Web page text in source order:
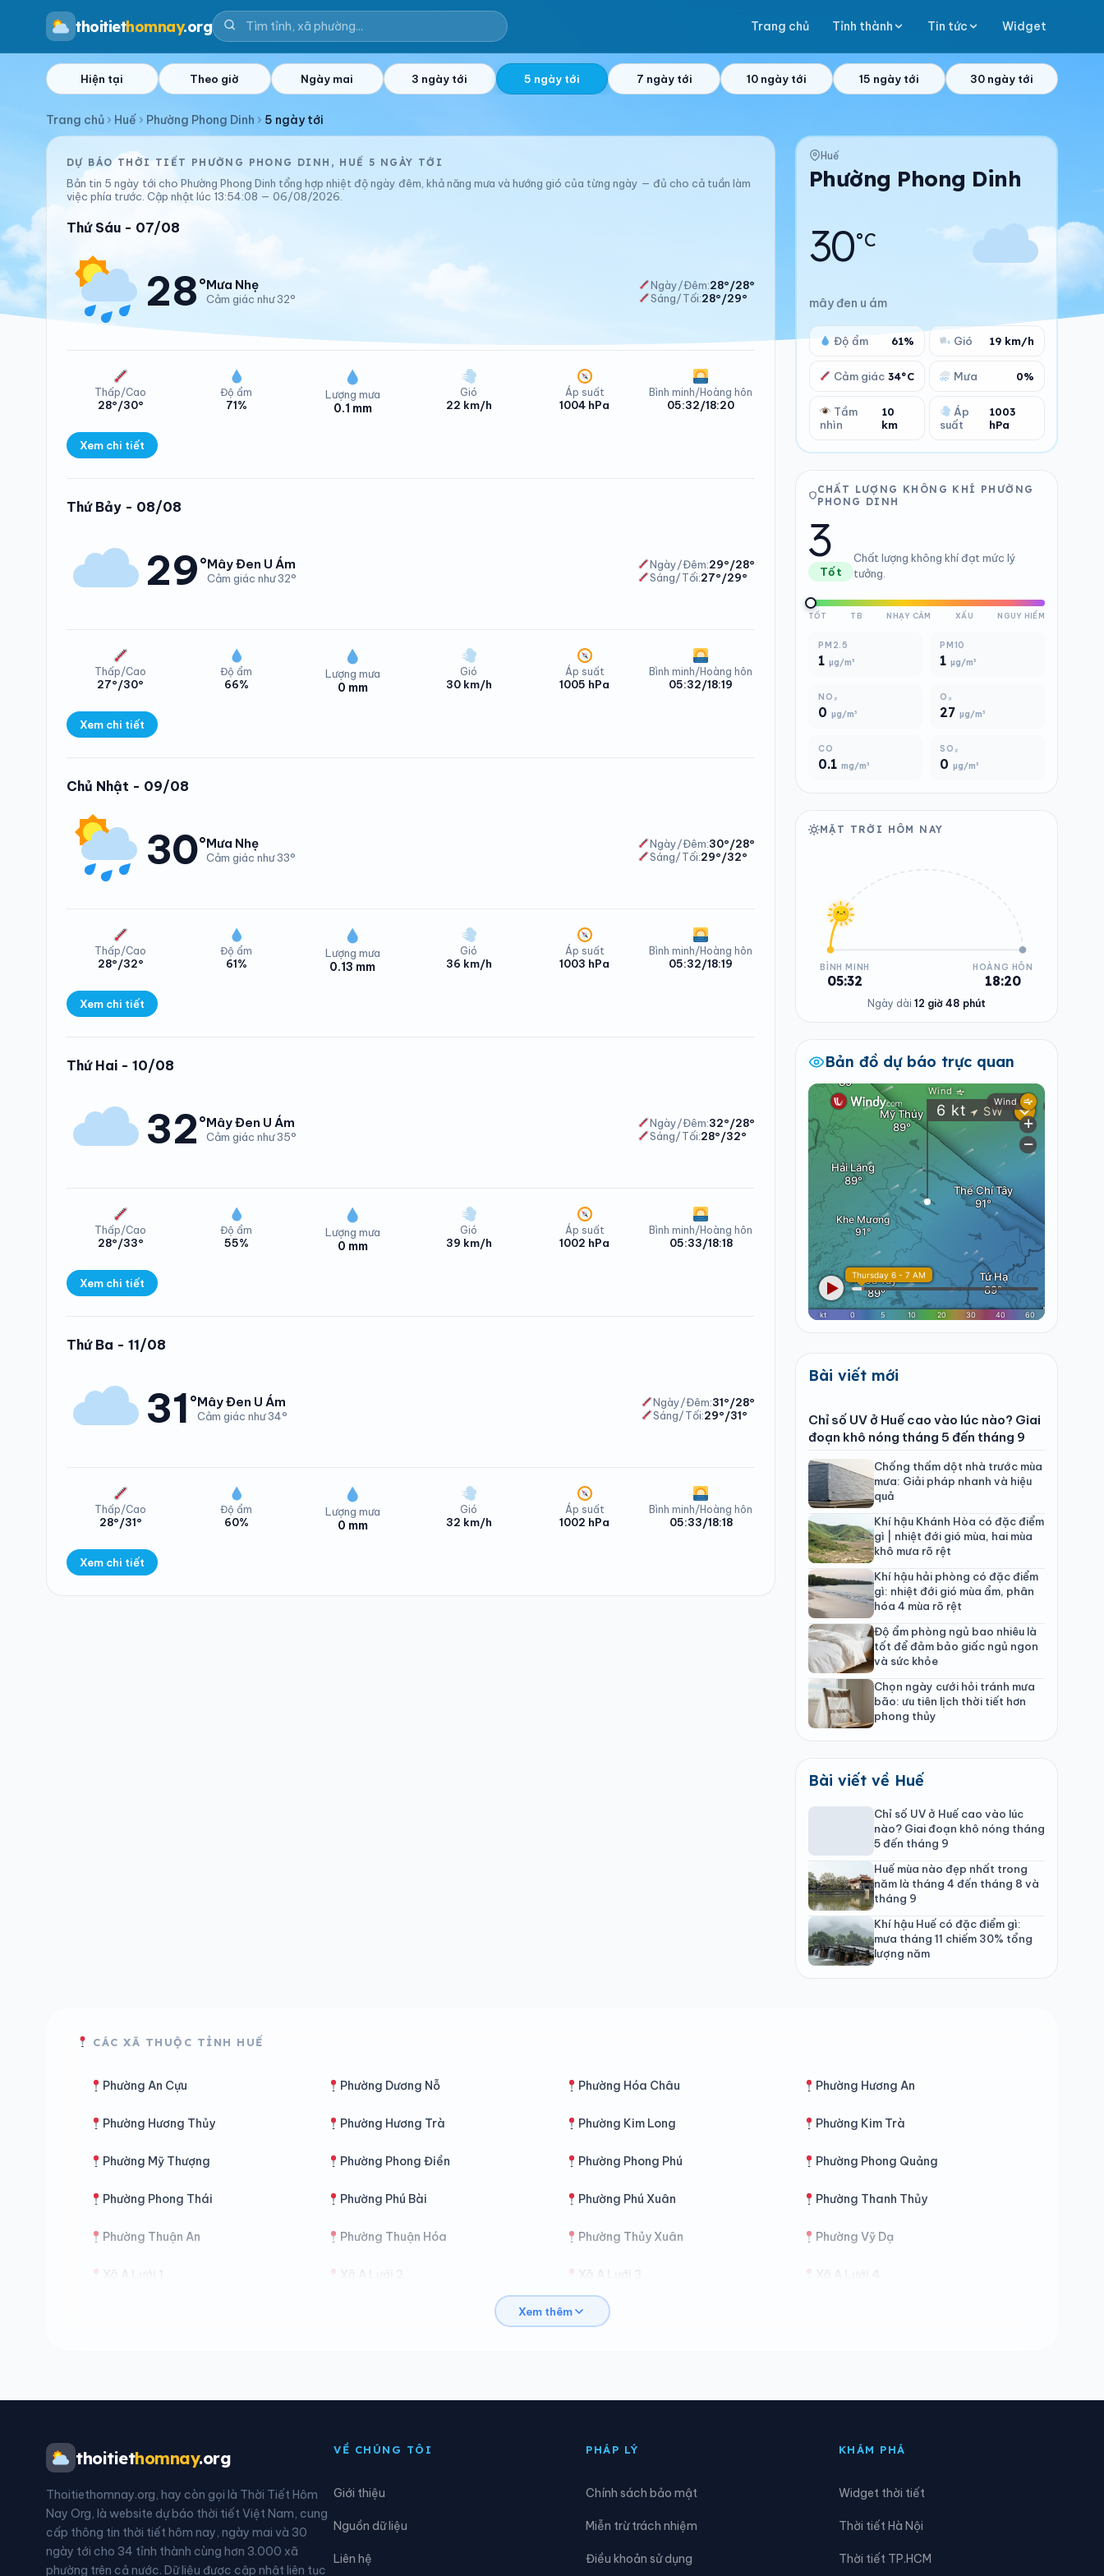
thoitiethomnay.org Trang chủ Tỉnh thành Tin tức Widget
Hiện tại Theo giờ Ngày mai 3 ngày tới 5 ngày tới 7 ngày tới 10 ngày tới 15 ngày tới 30 ngày tới
Trang chủ Huế Phường Phong Dinh 5 ngày tới
DỰ BÁO THỜI TIẾT PHƯỜNG PHONG DINH, HUẾ 5 NGÀY TỚI
Bản tin 5 ngày tới cho Phường Phong Dinh tổng hợp nhiệt độ ngày đêm, khả năng mưa và hướng gió của từng ngày — đủ cho cả tuần làm
việc phía trước. Cập nhật lúc 13:54:08 — 06/08/2026.
Thứ Sáu - 07/08
28°Mưa Nhẹ
Cảm giác như 32°
Ngày/Đêm:28°/28°
Sáng/Tối:28°/29°
Thấp/Cao
28°/30°
Độ ẩm
71%
Lượng mưa
0.1 mm
Gió
22 km/h
Áp suất
1004 hPa
Bình minh/Hoàng hôn
05:32/18:20
Xem chi tiết
Thứ Bảy - 08/08
29°Mây Đen U Ám
Cảm giác như 32°
Ngày/Đêm:29°/28°
Sáng/Tối:27°/29°
Thấp/Cao
27°/30°
Độ ẩm
66%
Lượng mưa
0 mm
Gió
30 km/h
Áp suất
1005 hPa
Bình minh/Hoàng hôn
05:32/18:19
Xem chi tiết
Chủ Nhật - 09/08
30°Mưa Nhẹ
Cảm giác như 33°
Ngày/Đêm:30°/28°
Sáng/Tối:29°/32°
Thấp/Cao
28°/32°
Độ ẩm
61%
Lượng mưa
0.13 mm
Gió
36 km/h
Áp suất
1003 hPa
Bình minh/Hoàng hôn
05:32/18:19
Xem chi tiết
Thứ Hai - 10/08
32°Mây Đen U Ám
Cảm giác như 35°
Ngày/Đêm:32°/28°
Sáng/Tối:28°/32°
Thấp/Cao
28°/33°
Độ ẩm
55%
Lượng mưa
0 mm
Gió
39 km/h
Áp suất
1002 hPa
Bình minh/Hoàng hôn
05:33/18:18
Xem chi tiết
Thứ Ba - 11/08
31 °Mây Đen U Ám
Cảm giác như 34°
Ngày/Đêm:31°/28°
Sáng/Tối:29°/31°
Thấp/Cao
28°/31°
Độ ẩm
60%
Lượng mưa
0 mm
Gió
32 km/h
Áp suất
1002 hPa
Bình minh/Hoàng hôn
05:33/18:18
Xem chi tiết
Huế
Phường Phong Dinh
30°C
mây đen u ám
Độ ẩm 61% Gió 19 km/h
Cảm giác 34°C Mưa 0%
Tầm
nhìn
10
km
Áp
suất
1003
hPa
CHẤT LƯỢNG KHÔNG KHÍ PHƯỜNG
PHONG DINH
3
Tốt
Chất lượng không khí đạt mức lý
tưởng.
TỐT TB NHẠY CẢM XẤU NGUY HIỂM
PM2.5
1 µg/m³
PM10
1 µg/m³
NO₂
0 µg/m³
O₃
27 µg/m³
CO
0.1 mg/m³
SO₂
0 µg/m³
MẶT TRỜI HÔM NAY
BÌNH MINH
05:32
HOÀNG HÔN
18:20
Ngày dài 12 giờ 48 phút
Bản đồ dự báo trực quan
Bài viết mới
Chỉ số UV ở Huế cao vào lúc nào? Giai
đoạn khô nóng tháng 5 đến tháng 9
Chống thấm dột nhà trước mùa
mưa: Giải pháp nhanh và hiệu
quả
Khí hậu Khánh Hòa có đặc điểm
gì | nhiệt đới gió mùa, hai mùa
khô mưa rõ rệt
Khí hậu hải phòng có đặc điểm
gì: nhiệt đới gió mùa ẩm, phân
hóa 4 mùa rõ rệt
Độ ẩm phòng ngủ bao nhiêu là
tốt để đảm bảo giấc ngủ ngon
và sức khỏe
Chọn ngày cưới hỏi tránh mưa
bão: ưu tiên lịch thời tiết hơn
phong thủy
Bài viết về Huế
Chỉ số UV ở Huế cao vào lúc
nào? Giai đoạn khô nóng tháng
5 đến tháng 9
Huế mùa nào đẹp nhất trong
năm là tháng 4 đến tháng 8 và
tháng 9
Khí hậu Huế có đặc điểm gì:
mưa tháng 11 chiếm 30% tổng
lượng năm
CÁC XÃ THUỘC TỈNH HUẾ
Phường An Cựu Phường Dương Nỗ Phường Hóa Châu Phường Hương An
Phường Hương Thủy Phường Hương Trà Phường Kim Long Phường Kim Trà
Phường Mỹ Thượng Phường Phong Điền Phường Phong Phú Phường Phong Quảng
Phường Phong Thái Phường Phú Bài Phường Phú Xuân Phường Thanh Thủy
Phường Thuận An Phường Thuận Hóa Phường Thủy Xuân Phường Vỹ Dạ
Xã A Lưới 1 Xã A Lưới 2 Xã A Lưới 3 Xã A Lưới 4
Xã Chân Mây - Lăng Cô
Xem thêm
thoitiethomnay.org
Thoitiethomnay.org, hay còn gọi là Thời Tiết Hôm
Nay Org, là website dự báo thời tiết Việt Nam, cung
cấp thông tin thời tiết hôm nay, ngày mai và 30
ngày tới cho 34 tỉnh thành cùng hơn 3.000 xã
phường trên cả nước. Dữ liệu được cập nhật liên tục
VỀ CHÚNG TÔI
Giới thiệu
Nguồn dữ liệu
Liên hệ
PHÁP LÝ
Chính sách bảo mật
Miễn trừ trách nhiệm
Điều khoản sử dụng
KHÁM PHÁ
Widget thời tiết
Thời tiết Hà Nội
Thời tiết TP.HCM